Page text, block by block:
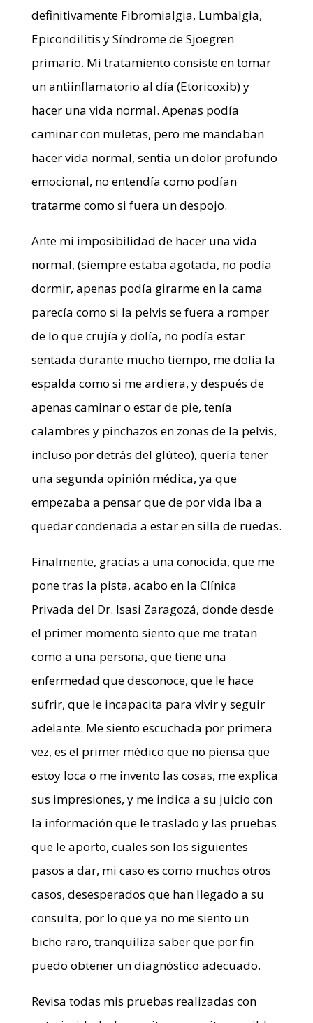
definitivamente Fibromialgia, Lumbalgia,
Epicondilitis y Síndrome de Sjoegren
primario. Mi tratamiento consiste en tomar
un antiinflamatorio al día (Etoricoxib) y
hacer una vida normal. Apenas podía
caminar con muletas, pero me mandaban
hacer vida normal, sentía un dolor profundo
emocional, no entendía como podían
tratarme como si fuera un despojo.
Ante mi imposibilidad de hacer una vida
normal, (siempre estaba agotada, no podía
dormir, apenas podía girarme en la cama
parecía como si la pelvis se fuera a romper
de lo que crujía y dolía, no podía estar
sentada durante mucho tiempo, me dolía la
espalda como si me ardiera, y después de
apenas caminar o estar de pie, tenía
calambres y pinchazos en zonas de la pelvis,
incluso por detrás del glúteo), quería tener
una segunda opinión médica, ya que
empezaba a pensar que de por vida iba a
quedar condenada a estar en silla de ruedas.
Finalmente, gracias a una conocida, que me
pone tras la pista, acabo en la Clínica
Privada del Dr. Isasi Zaragozá, donde desde
el primer momento siento que me tratan
como a una persona, que tiene una
enfermedad que desconoce, que le hace
sufrir, que le incapacita para vivir y seguir
adelante. Me siento escuchada por primera
vez, es el primer médico que no piensa que
estoy loca o me invento las cosas, me explica
sus impresiones, y me indica a su juicio con
la información que le traslado y las pruebas
que le aporto, cuales son los siguientes
pasos a dar, mi caso es como muchos otros
casos, desesperados que han llegado a su
consulta, por lo que ya no me siento un
bicho raro, tranquiliza saber que por fin
puedo obtener un diagnóstico adecuado.
Revisa todas mis pruebas realizadas con